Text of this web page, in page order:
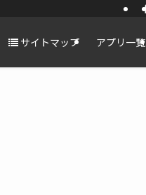
サイトマップ アプリ一覧